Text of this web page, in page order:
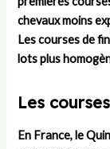
chevaux moins
Lescourses de
lots plus
Les
En France, le